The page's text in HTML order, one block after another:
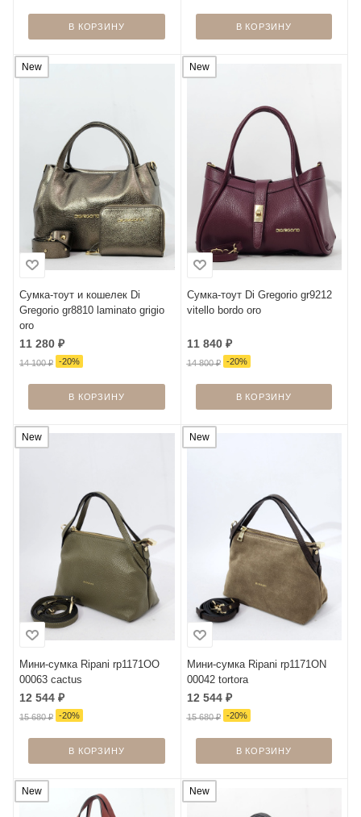
В КОРЗИНУ В КОРЗИНУ
New
Сумка-тоут и кошелек Di
Gregorio gr8810 laminato grigio
oro
11 280 ₽
14 100₽ -20%
В КОРЗИНУ
New
Сумка-тоут Di Gregorio gr9212
vitello bordo oro
11 840₽
14 800₽ -20%
В КОРЗИНУ
New
Мини-сумка Ripani rp1171OO
00063 cactus
12 544 ₽
15 680₽ -20%
В КОРЗИНУ
New
Мини-сумка Ripani rp1171ON
00042 tortora
12 544₽
15 680₽ -20%
В КОРЗИНУ
New New